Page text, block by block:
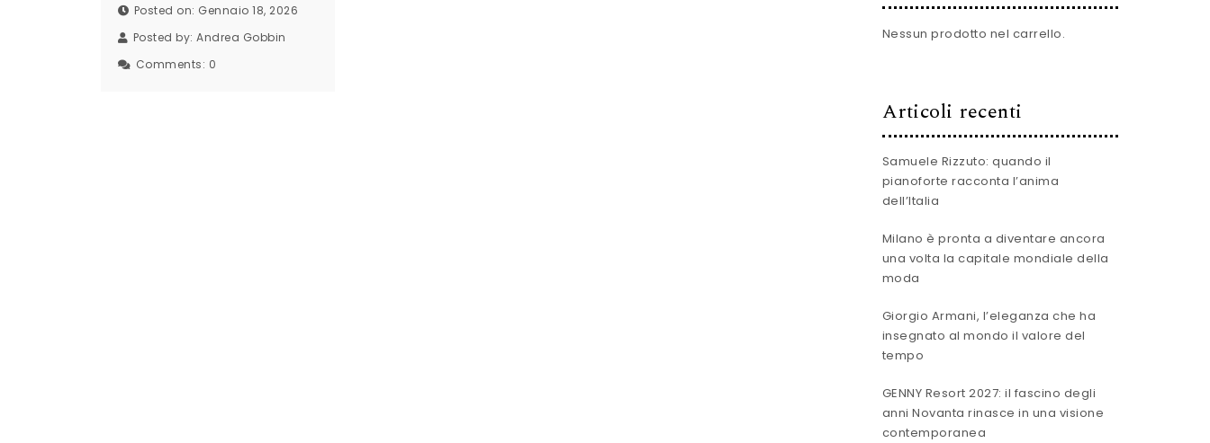
Posted on: Gennaio 18, 2026
Posted by: Andrea Gobbin
Comments: 0
Nessun prodotto nel carrello.
Articoli recenti
Samuele Rizzuto: quando il
pianoforte racconta l’anima
dell’Italia
Milano è pronta a diventare ancora
una volta la capitale mondiale della
moda
Giorgio Armani, l’eleganza che ha
insegnato al mondo il valore del
tempo
GENNY Resort 2027: il fascino degli
anni Novanta rinasce in una visione
contemporanea